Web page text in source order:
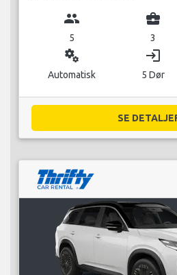
group
5
business_center
3
miscellaneous_services
Automatisk
login
5 Dør
SE